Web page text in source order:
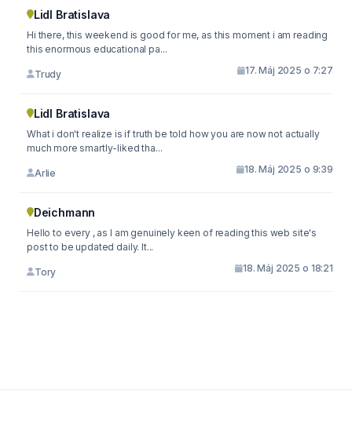
Lidl Bratislava
Hi there, this weekend is good for me, as this moment i am reading
this enormous educational pa...
Trudy 17. Máj 2025 o 7:27
Lidl Bratislava
What i don't realize is if truth be told how you are now not actually
much more smartly-liked tha...
Arlie 18. Máj 2025 o 9:39
Deichmann
Hello to every , as I am genuinely keen of reading this web site's
post to be updated daily. It...
Tory 18. Máj 2025 o 18:21